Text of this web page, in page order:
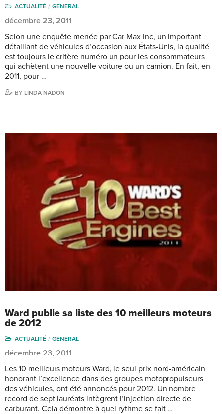
ACTUALITÉ GENERAL
décembre 23, 2011
Selon une enquête menée par Car Max Inc, un important
détaillant de véhicules d’occasion aux États-Unis, la qualité
est toujours le critère numéro un pour les consommateurs
qui achètent une nouvelle voiture ou un camion. En fait, en
2011, pour …
BY LINDA NADON
Ward publie sa liste des 10 meilleurs moteurs
de 2012
ACTUALITÉ GENERAL
décembre 23, 2011
Les 10 meilleurs moteurs Ward, le seul prix nord-américain
honorant l’excellence dans des groupes motopropulseurs
des véhicules, ont été annoncés pour 2012. Un nombre
record de sept lauréats intègrent l’injection directe de
carburant. Cela démontre à quel rythme se fait …